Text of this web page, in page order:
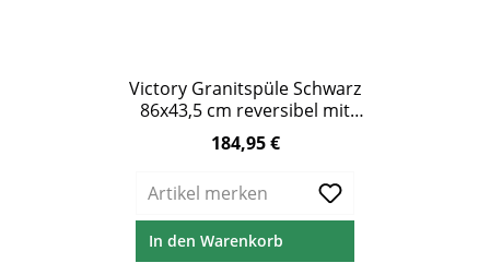
Victory Granitspüle Schwarz
86x43,5 cm reversibel mit
Abtropffläche &
Excenterbedienung
Regulärer Preis:
184,95 €
Artikel merken
In den Warenkorb